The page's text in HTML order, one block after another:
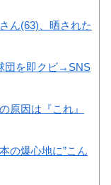
ん(63)、晒された
団を即クビ→SNS
原因は『これ』
の爆心地に”こん